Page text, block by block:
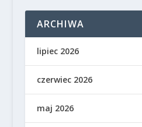
ARCHIWA
lipiec 2026
czerwiec 2026
maj 2026